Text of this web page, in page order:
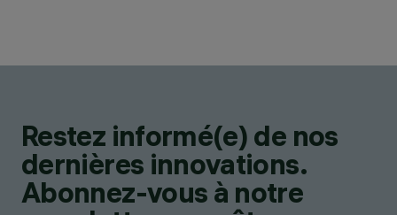
Restez informé(e) de nos
dernières innovations.
Abonnez-vous à notre